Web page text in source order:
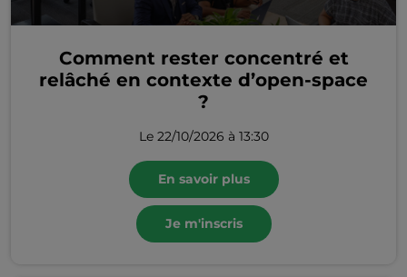
Comment rester concentré et
relâché en contexte d’open-space
?
Le 22/10/2026 à 13:30
En savoir plus
Je m'inscris